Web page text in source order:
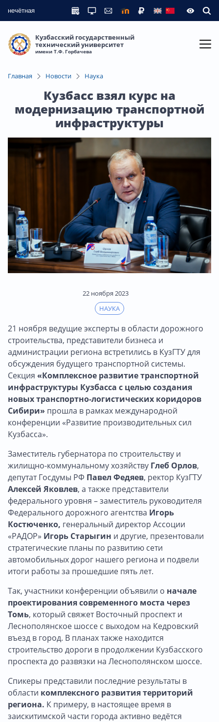
нечётная
Кузбасский государственный
технический университет
имени Т.Ф. Горбачева
Главная Новости Наука
Кузбасс взял курс на
модернизацию транспортной
инфраструктуры
22 ноября 2023
НАУКА
21 ноября ведущие эксперты в области дорожного
строительства, представители бизнеса и
администрации региона встретились в КузГТУ для
обсуждения будущего транспортной системы.
Секция «Комплексное развитие транспортной
инфраструктуры Кузбасса с целью создания
новых транспортно-логистических коридоров
Сибири» прошла в рамках международной
конференции «Развитие производительных сил
Кузбасса».
Заместитель губернатора по строительству и
жилищно-коммунальному хозяйству Глеб Орлов,
депутат Госдумы РФ Павел Федяев, ректор КузГТУ
Алексей Яковлев, а также представители
федерального уровня – заместитель руководителя
Федерального дорожного агентства Игорь
Костюченко, генеральный директор Ассоции
«РАДОР» Игорь Старыгин и другие, презентовали
стратегические планы по развитию сети
автомобильных дорог нашего региона и подвели
итоги работы за прошедшие пять лет.
Так, участники конференции объявили о начале
проектирования современного моста через
Томь, который свяжет Восточный проспект и
Леснополянское шоссе с выходом на Кедровский
въезд в город. В планах также находится
строительство дороги в продолжении Кузбасского
проспекта до развязки на Леснополянском шоссе.
Спикеры представили последние результаты в
области комплексного развития территорий
региона. К примеру, в настоящее время в
заискитимской части города активно ведётся